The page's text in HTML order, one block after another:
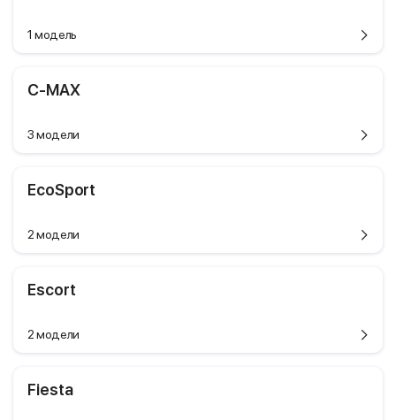
1 модель
C-MAX
3 модели
EcoSport
2 модели
Escort
2 модели
Fiesta